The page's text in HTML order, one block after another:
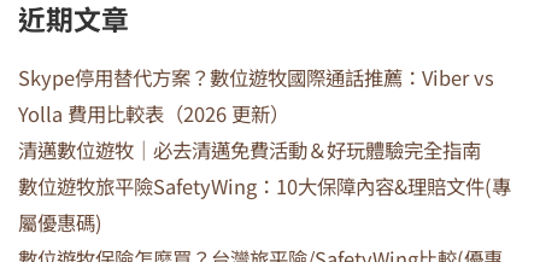
近期文章
Skype停用替代方案？數位遊牧國際通話推薦：Viber vs
Yolla 費用比較表（2026 更新）
清邁數位遊牧｜必去清邁免費活動＆好玩體驗完全指南
數位遊牧旅平險SafetyWing：10大保障內容&理賠文件(專
屬優惠碼)